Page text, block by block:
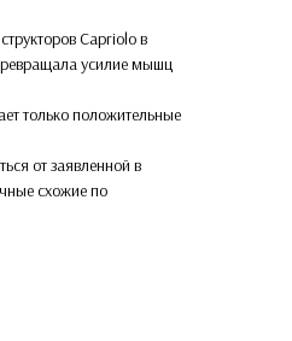
Capriolo в
усилие мышц
только положительные
от заявленной в
схожие по